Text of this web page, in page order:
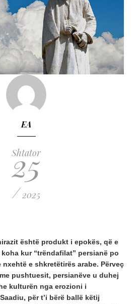
EA
Shtator
25
/ 2025
është produkt i epokës, që e
kur “trëndafilat” persianë po
e shkretëtirës arabe. Përveç
pushtuesit, persianëve u duhej
kulturën nga erozioni i
për t’i bërë ballë këtij